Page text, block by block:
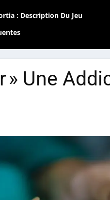
: Description Du Jeu
» Une